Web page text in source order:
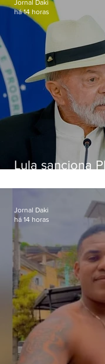
Lula sanciona
crianças
Jornal Daki
há 14 horas
Jornal Daki
há 14 horas